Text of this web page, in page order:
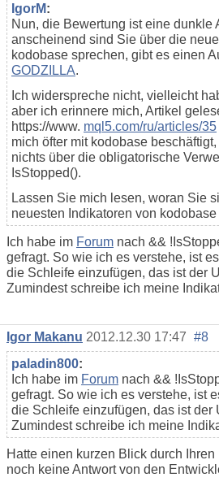
IgorM:
Nun, die Bewertung ist eine dunkle
anscheinend sind Sie über die
kodobase sprechen, gibt es einen
GODZILLA.
Ich widerspreche nicht, vielleicht
aber ich erinnere mich, Artikel
https://www. mql5.com/ru/articles/35
mich öfter mit kodobase
nichts über die obligatorische
IsStopped().
Lassen Sie mich lesen, woran Sie
neuesten Indikatoren von
Ich habe im Forum nach &&
gefragt. So wie ich es verstehe, ist
die Schleife einzufügen, das ist der
Zumindest schreibe ich meine
Igor Makanu 2012.12.30 17:47 #8
paladin800:
Ich habe im Forum nach &&
gefragt. So wie ich es verstehe, ist
die Schleife einzufügen, das ist der
Zumindest schreibe ich meine
Hatte einen kurzen Blick durch
noch keine Antwort von den